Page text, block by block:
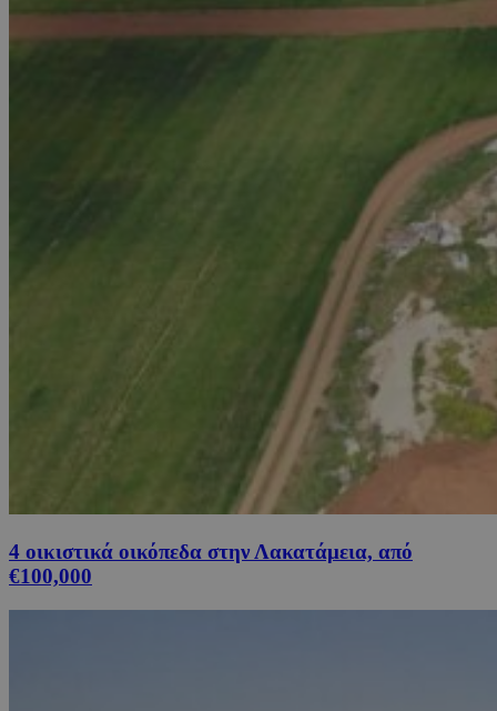
4 οικιστικά οικόπεδα στην Λακατάμεια, από
€100,000